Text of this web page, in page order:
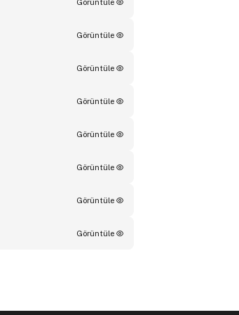
Görüntüle
Görüntüle
Görüntüle
Görüntüle
Görüntüle
Görüntüle
Görüntüle